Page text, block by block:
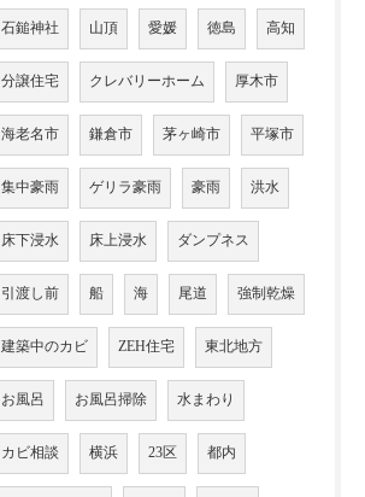
石鎚神社 山頂 愛媛 徳島 高知
分譲住宅 クレバリーホーム 厚木市
海老名市 鎌倉市 茅ヶ崎市 平塚市
集中豪雨 ゲリラ豪雨 豪雨 洪水
床下浸水 床上浸水 ダンプネス
引渡し前 船 海 尾道 強制乾燥
建築中のカビ ZEH住宅 東北地方
お風呂 お風呂掃除 水まわり
カビ相談 横浜 23区 都内